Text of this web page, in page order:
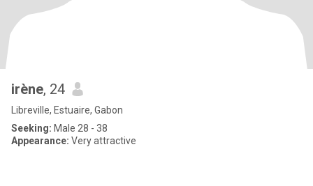
irène, 24
Libreville, Estuaire, Gabon
Seeking: Male 28 - 38
Appearance: Very attractive